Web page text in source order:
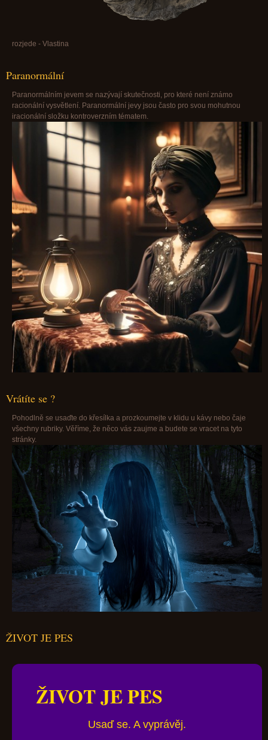
rozjede - Vlastina
Paranormální
Paranormálním jevem se nazývají skutečnosti, pro které není známo
racionální vysvětlení. Paranormální jevy jsou často pro svou mohutnou
iracionální složku kontroverzním tématem.
Vrátíte se ?
Pohodlně se usaďte do křesílka a prozkoumejte v klidu u kávy nebo čaje
všechny rubriky. Věříme, že něco vás zaujme a budete se vracet na tyto
stránky.
ŽIVOT JE PES
ŽIVOT JE PES
Usaď se. A vyprávěj.